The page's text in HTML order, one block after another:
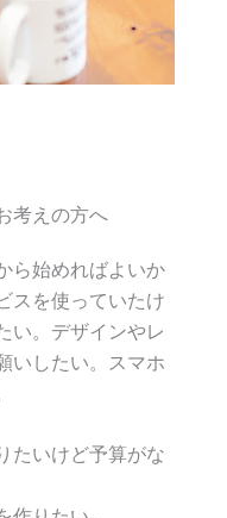
考えの方へ
ら始めればよいか
スを使っていたけ
い。デザインやレ
いしたい。スマホ
たいけど予算がな